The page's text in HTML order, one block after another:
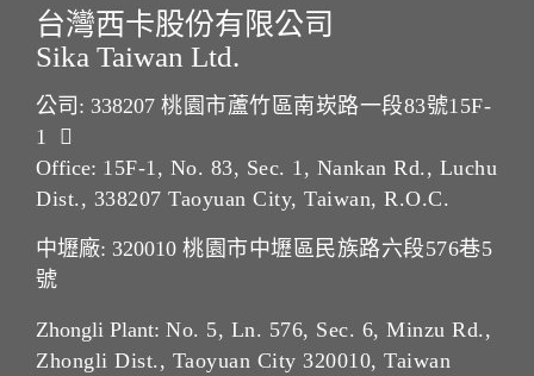
台灣西卡股份有限公司
Sika Taiwan Ltd.
公司: 338207 桃園市蘆竹區南崁路一段83號15F-
1
Office: 15F-1, No. 83, Sec. 1, Nankan Rd., Luchu
Dist., 338207 Taoyuan City, Taiwan, R.O.C.
中壢廠: 320010 桃園市中壢區民族路六段576巷5
號
Zhongli Plant: No. 5, Ln. 576, Sec. 6, Minzu Rd.,
Zhongli Dist., Taoyuan City 320010, Taiwan